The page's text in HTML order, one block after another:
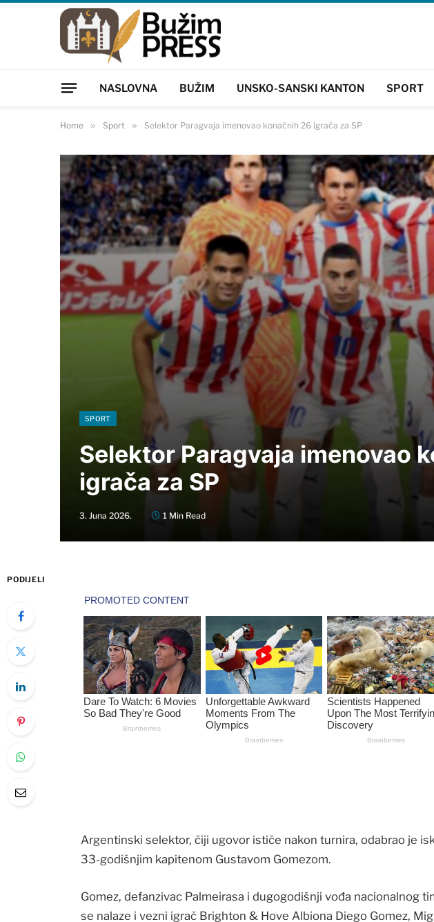
NASLOVNA BUŽIM UNSKO-SANSKI KANTON SPORT
Home » Sport » Selektor Paragvaja imenovao konačnih 26 igrača za SP
SPORT
Selektor Paragvaja imenovao
igrača za SP
3. Juna 2026. 1 Min Read
PODIJELI
Argentinski selektor, čiji ugovor ističe nakon turnira, odabrao je
33-godišnjim kapitenom Gustavom Gomezom.
Gomez, defanzivac Palmeirasa i dugogodišnji vođa ​nacionalnog
se nalaze i vezni igrač Brighton & Hove Albiona Diego Gomez,